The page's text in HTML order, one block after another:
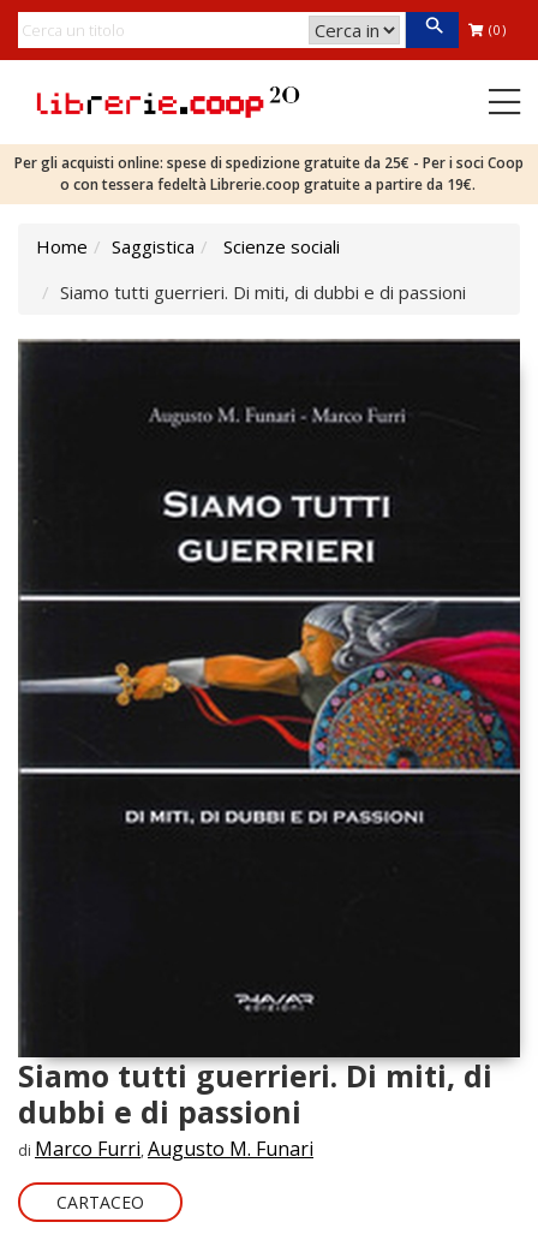
(0)
Per gli acquisti online: spese di spedizione gratuite da 25€ - Per i soci Coop
o con tessera fedeltà Librerie.coop gratuite a partire da 19€.
Home Saggistica
Scienze sociali
Siamo tutti guerrieri. Di miti, di dubbi e di passioni
Siamo tutti guerrieri. Di miti, di
dubbi e di passioni
di Marco Furri, Augusto M. Funari
CARTACEO